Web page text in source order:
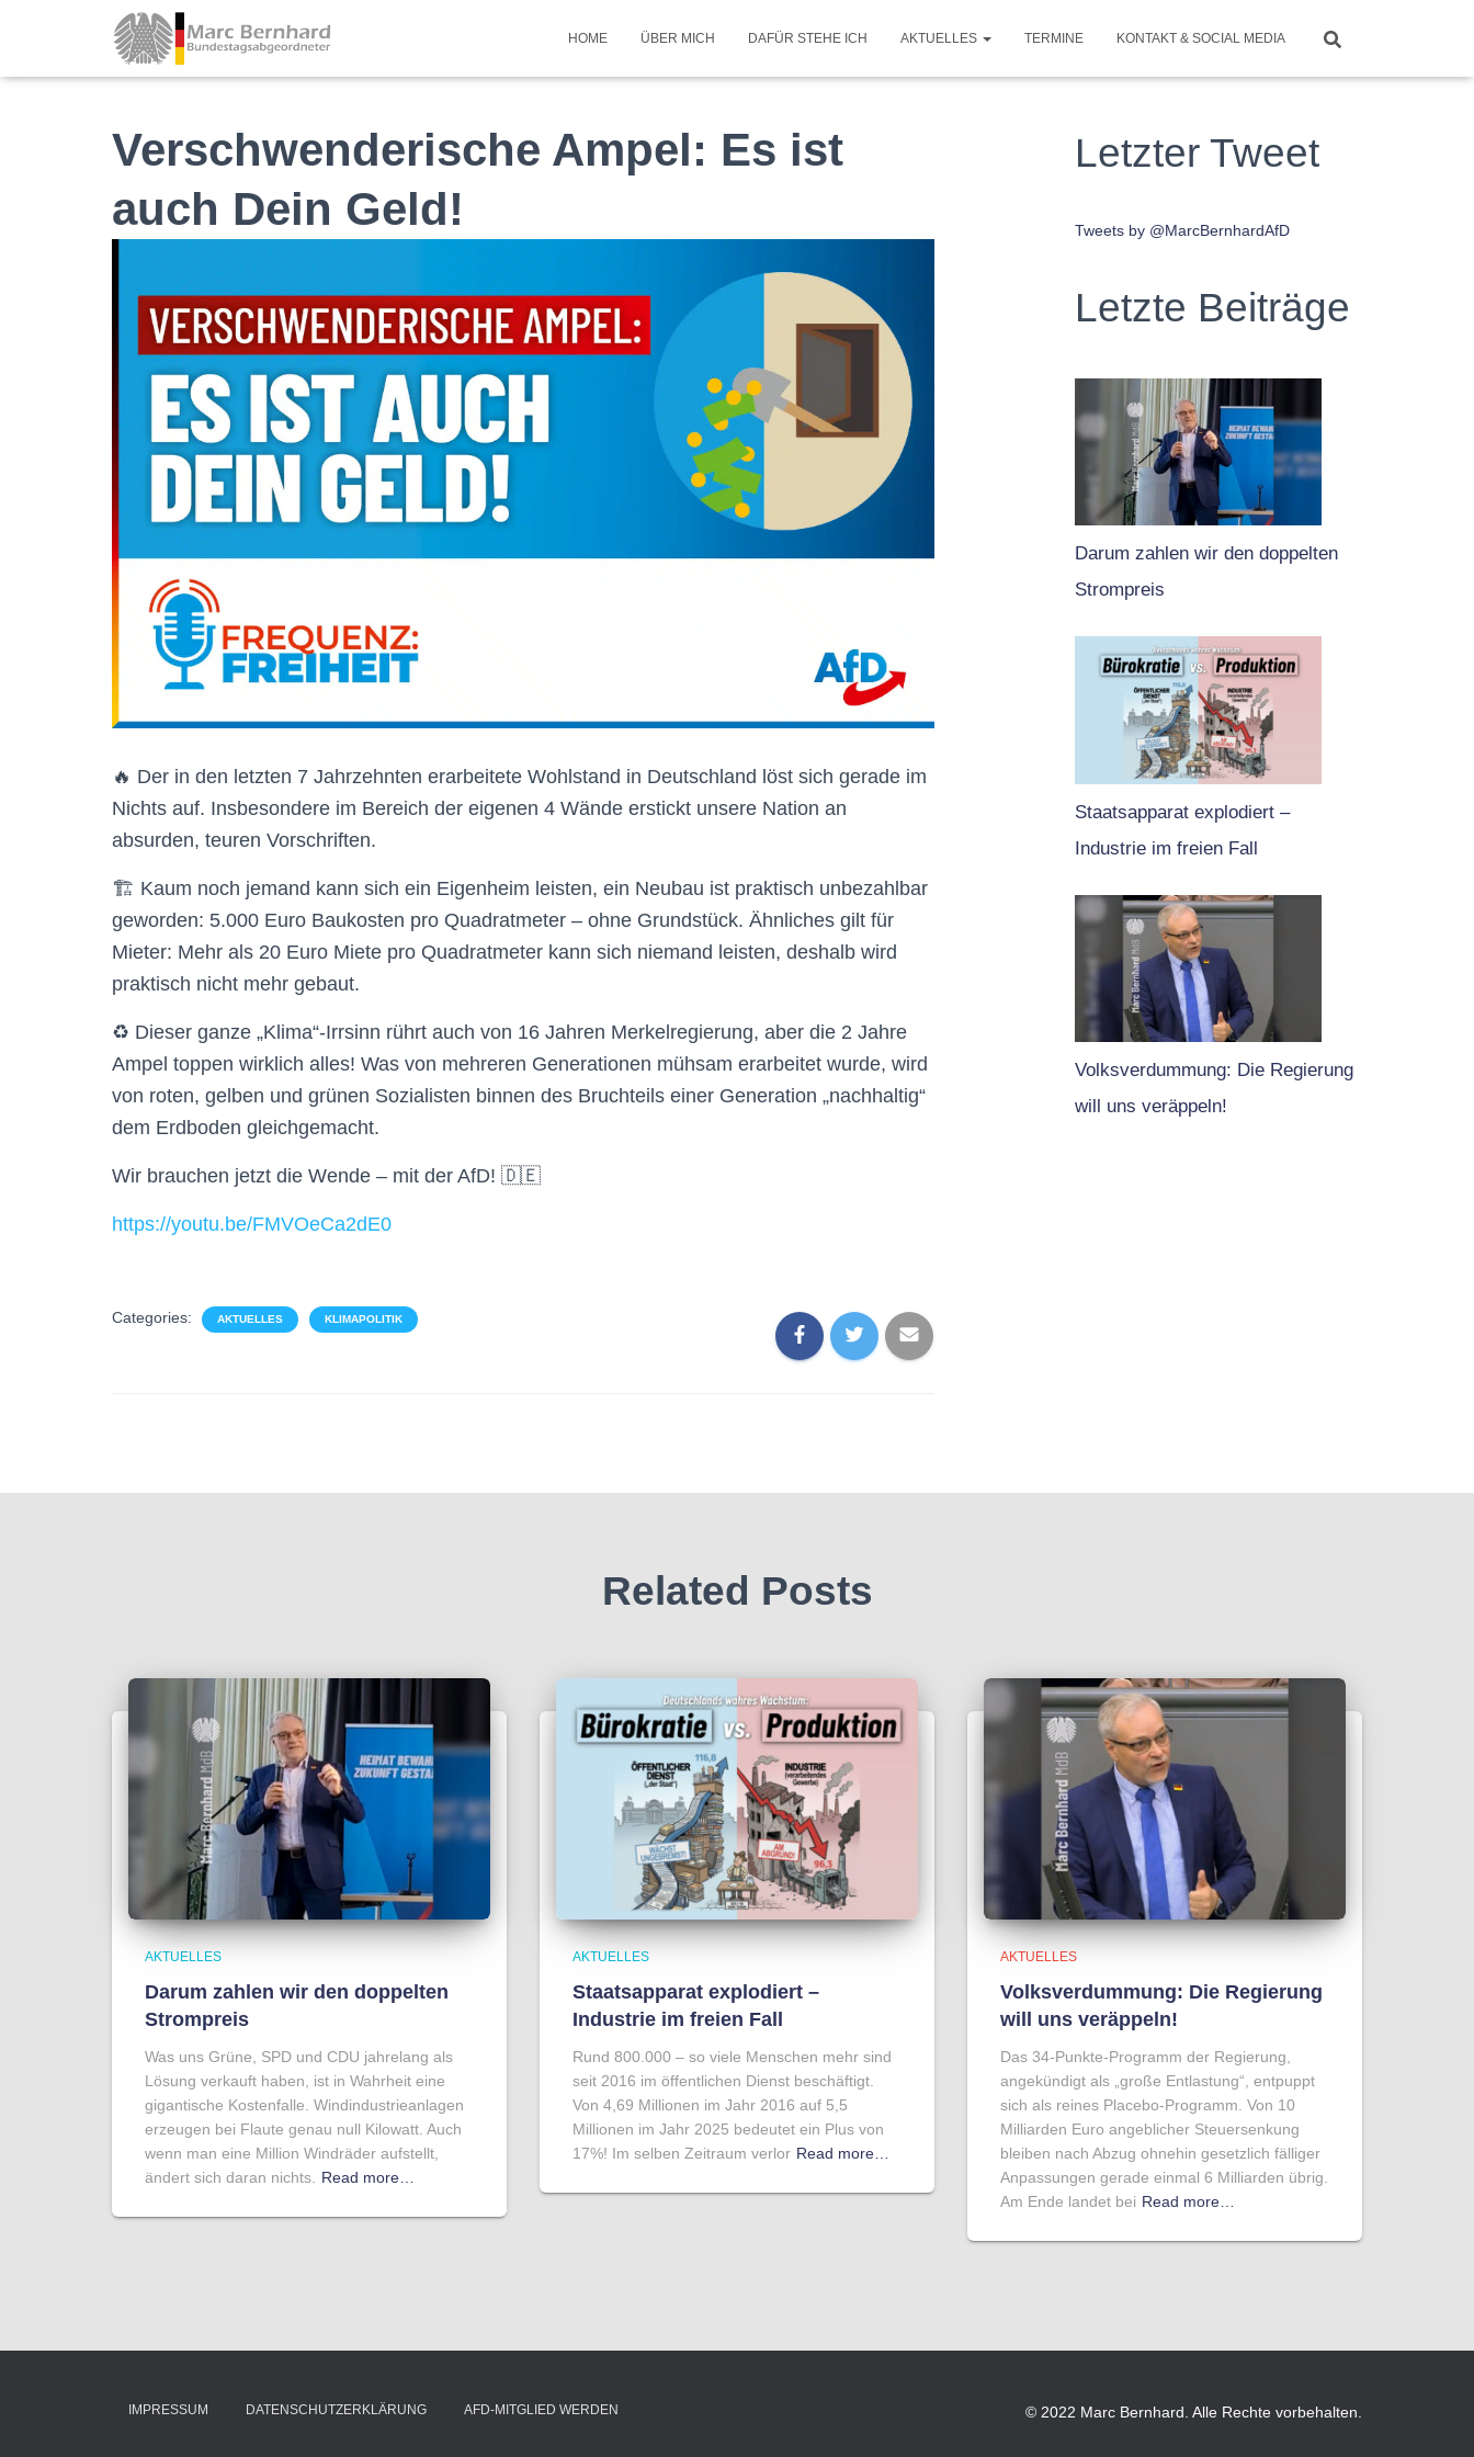
HOME ÜBER MICH DAFÜR STEHE ICH AKTUELLES TERMINE KONTAKT & SOCIAL MEDIA
Verschwenderische Ampel: Es ist
auch Dein Geld!
🔥 Der in den letzten 7 Jahrzehnten erarbeitete Wohlstand in Deutschland löst sich gerade im
Nichts auf. Insbesondere im Bereich der eigenen 4 Wände erstickt unsere Nation an
absurden, teuren Vorschriften.
🏗 Kaum noch jemand kann sich ein Eigenheim leisten, ein Neubau ist praktisch unbezahlbar
geworden: 5.000 Euro Baukosten pro Quadratmeter – ohne Grundstück. Ähnliches gilt für
Mieter: Mehr als 20 Euro Miete pro Quadratmeter kann sich niemand leisten, deshalb wird
praktisch nicht mehr gebaut.
♻️ Dieser ganze „Klima“-Irrsinn rührt auch von 16 Jahren Merkelregierung, aber die 2 Jahre
Ampel toppen wirklich alles! Was von mehreren Generationen mühsam erarbeitet wurde, wird
von roten, gelben und grünen Sozialisten binnen des Bruchteils einer Generation „nachhaltig“
dem Erdboden gleichgemacht.
Wir brauchen jetzt die Wende – mit der AfD! 🇩🇪
https://youtu.be/FMVOeCa2dE0
Categories: AKTUELLES KLIMAPOLITIK
Letzter Tweet
Tweets by @MarcBernhardAfD
Letzte Beiträge
Darum zahlen wir den doppelten
Strompreis
Staatsapparat explodiert –
Industrie im freien Fall
Volksverdummung: Die Regierung
will uns veräppeln!
Related Posts
AKTUELLES
Darum zahlen wir den doppelten
Strompreis
Was uns Grüne, SPD und CDU jahrelang als
Lösung verkauft haben, ist in Wahrheit eine
gigantische Kostenfalle. Windindustrieanlagen
erzeugen bei Flaute genau null Kilowatt. Auch
wenn man eine Million Windräder aufstellt,
ändert sich daran nichts. Read more…
AKTUELLES
Staatsapparat explodiert –
Industrie im freien Fall
Rund 800.000 – so viele Menschen mehr sind
seit 2016 im öffentlichen Dienst beschäftigt.
Von 4,69 Millionen im Jahr 2016 auf 5,5
Millionen im Jahr 2025 bedeutet ein Plus von
17%! Im selben Zeitraum verlor Read more…
AKTUELLES
Volksverdummung: Die Regierung
will uns veräppeln!
Das 34-Punkte-Programm der Regierung,
angekündigt als „große Entlastung“, entpuppt
sich als reines Placebo-Programm. Von 10
Milliarden Euro angeblicher Steuersenkung
bleiben nach Abzug ohnehin gesetzlich fälliger
Anpassungen gerade einmal 6 Milliarden übrig.
Am Ende landet bei Read more…
IMPRESSUM DATENSCHUTZERKLÄRUNG AFD-MITGLIED WERDEN © 2022 Marc Bernhard. Alle Rechte vorbehalten.